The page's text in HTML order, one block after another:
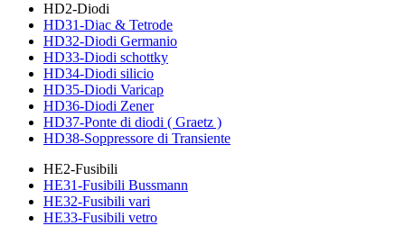
HD2-Diodi
HD31-Diac & Tetrode
HD32-Diodi Germanio
HD33-Diodi schottky
HD34-Diodi silicio
HD35-Diodi Varicap
HD36-Diodi Zener
HD37-Ponte di diodi ( Graetz )
HD38-Soppressore di Transiente
HE2-Fusibili
HE31-Fusibili Bussmann
HE32-Fusibili vari
HE33-Fusibili vetro